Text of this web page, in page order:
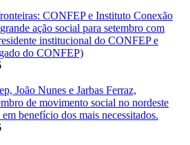
CONFEP e Instituto Conexão
ação social para setembro com
institucional do CONFEP e
do CONFEP)
João Nunes e Jarbas Ferraz,
de movimento social no nordeste
benefício dos mais necessitados.